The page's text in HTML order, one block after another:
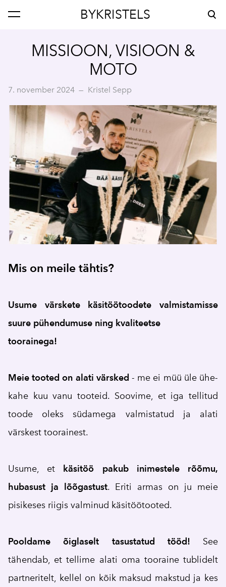
BYKRISTELS
lisati ostukorvi. Vaata ostukorvi
MISSIOON, VISIOON &
MOTO
7. november 2024 — Kristel Sepp
Mis on meile tähtis?
Usume värskete käsitöötoodete valmistamisse
suure pühendumuse ning kvaliteetse
toorainega!
Meie tooted on alati värsked - me ei müü üle ühe-
kahe kuu vanu tooteid. Soovime, et iga tellitud
toode oleks südamega valmistatud ja alati
värskest toorainest.
Usume, et käsitöö pakub inimestele rõõmu,
hubasust ja lõõgastust. Eriti armas on ju meie
pisikeses riigis valminud käsitöötooted.
Pooldame õiglaselt tasustatud tööd! See
tähendab, et tellime alati oma tooraine tublidelt
partneritelt, kellel on kõik maksud makstud ja kes